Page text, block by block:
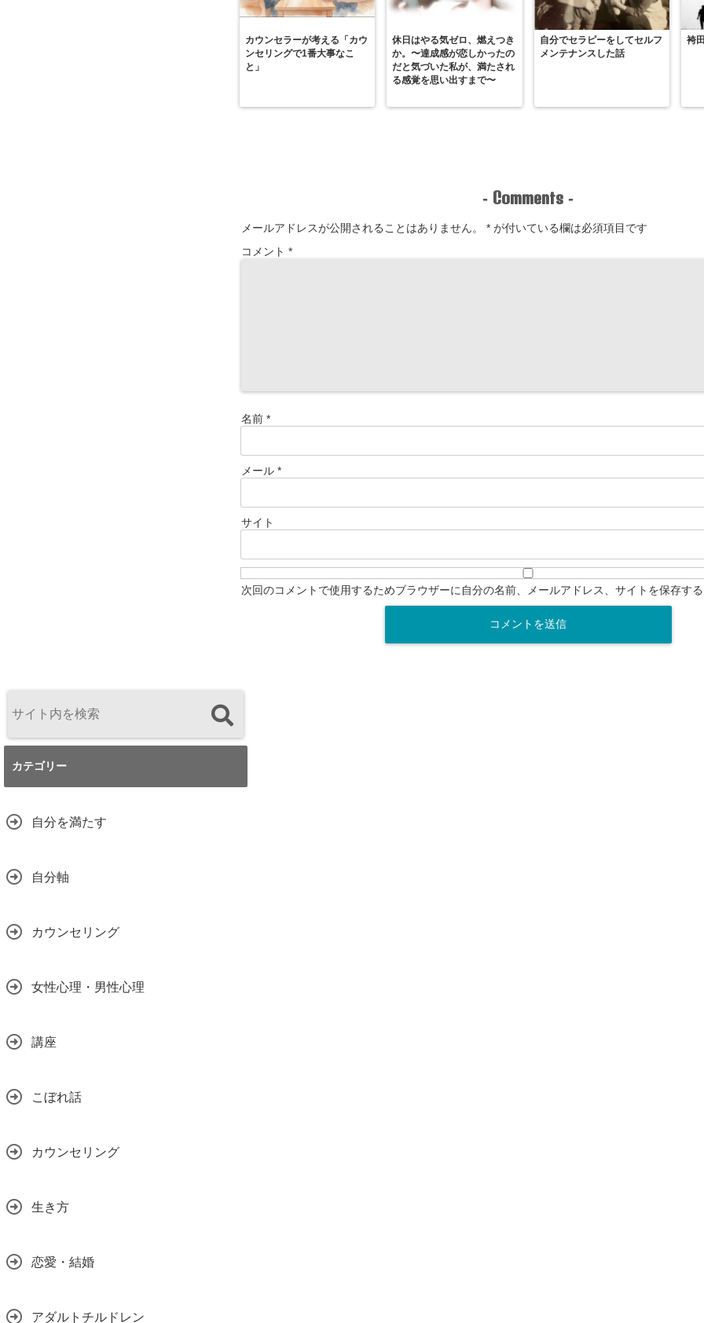
カウンセラーが考える「カウ
ンセリングで1番大事なこ
と」
休日はやる気ゼロ、燃えつき
か。〜達成感が恋しかったの
だと気づいた私が、満たされ
る感覚を思い出すまで〜
自分でセラピーをしてセルフ
メンテナンスした話
袴
- Comments -
メールアドレスが公開されることはありません。 * が付いている欄は必須項目です
コメント *
名前 *
メール *
サイト
次回のコメントで使用するためブラウザーに自分の名前、メールアドレス、サイトを保存す
カテゴリー
自分を満たす
自分軸
カウンセリング
女性心理・男性心理
講座
こぼれ話
カウンセリング
生き方
恋愛・結婚
アダルトチルドレン